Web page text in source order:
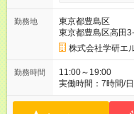
勤務地
東京都豊島区
東京都豊島区高田
株式会社学研エ
勤務時間
11:00～19:00
実働時間：7時間/
務となります。 ※